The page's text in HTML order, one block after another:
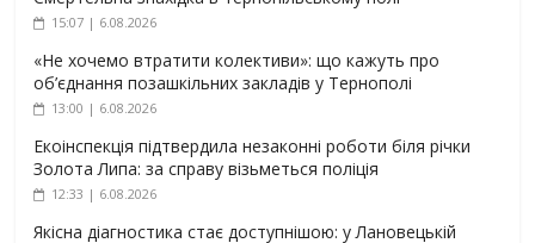
15:07 | 6.08.2026
«Не хочемо втратити колективи»: що кажуть про
об’єднання позашкільних закладів у Тернополі
13:00 | 6.08.2026
Екоінспекція підтвердила незаконні роботи біля річки
Золота Липа: за справу візьметься поліція
12:33 | 6.08.2026
Якісна діагностика стає доступнішою: у Лановецькій